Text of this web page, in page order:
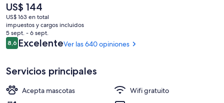
2 restaurantes; se sirve desayuno,
El
precio
actual
es
de
US$ 144
US$ 144
US$ 163 en total
impuestos y cargos incluidos
5 sept. - 6 sept.
Opiniones
8,68,6 de 10
ExcelenteVer las 640 opiniones
Servicios principales
Acepta mascotas
Wifi gratuito